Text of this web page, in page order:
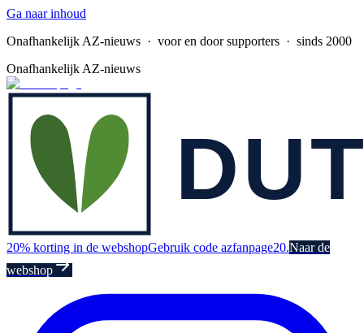
Ga naar inhoud
Onafhankelijk AZ-nieuws · voor en door supporters · sinds 2000
Onafhankelijk AZ-nieuws
20% korting in de webshopGebruik code azfanpage20.Naar de
webshop